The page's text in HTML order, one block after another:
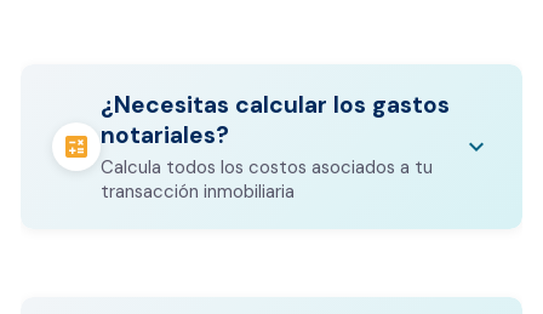
calculate
¿Necesitas calcular los gastos
notariales?
Calcula todos los costos asociados a tu
transacción inmobiliaria
keyboard_arrow_down
Los gastos notariales incluyen